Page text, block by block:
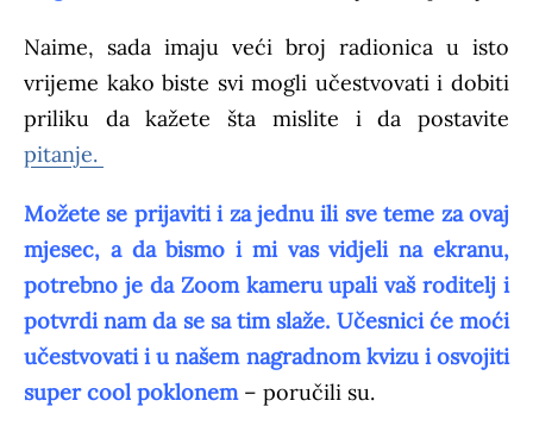
Naime, sada imaju veći broj radionica u isto
vrijeme kako biste svi mogli učestvovati i dobiti
priliku da kažete šta mislite i da postavite
pitanje.
Možete se prijaviti i za jednu ili sve teme za ovaj
mjesec, a da bismo i mi vas vidjeli na ekranu,
potrebno je da Zoom kameru upali vaš roditelj i
potvrdi nam da se sa tim slaže. Učesnici će moći
učestvovati i u našem nagradnom kvizu i osvojiti
super cool poklonem– poručili su.